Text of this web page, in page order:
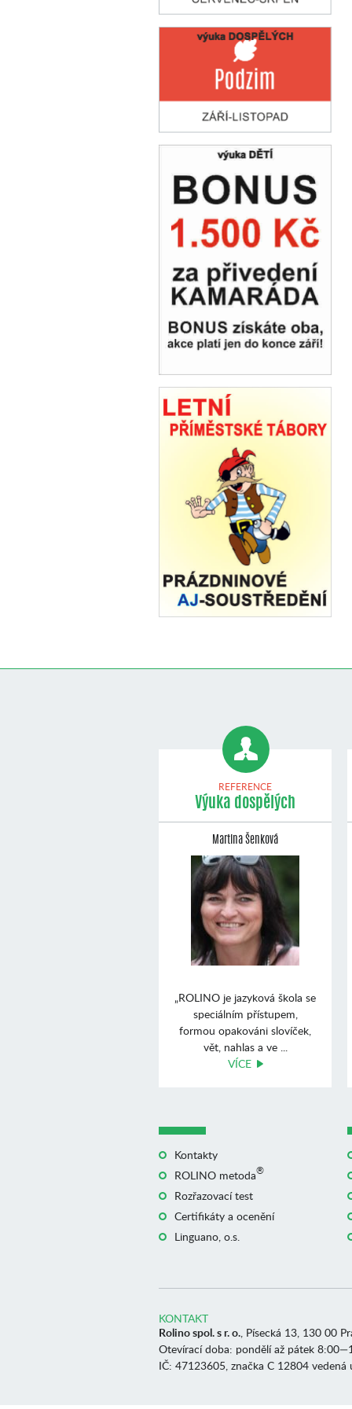
REFERENCE
Výuka dospělých
Martina Šenková
„ROLINO je jazyková škola se
speciálním přístupem,
formou opakováni slovíček,
vět, nahlas a ve ...
VÍCE
Kontakty
ROLINO metoda®
Rozřazovací test
Certifikáty a ocenění
Linguano, o.s.
KONTAKT
Rolino spol. s r. o. , Písecká 13, 130 00
Otevírací doba: pondělí až pátek
IČ: 47123605, značka C 12804